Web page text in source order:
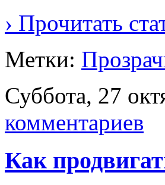
› Прочитать
Метки:
Суббота, 27
комментариев
Как